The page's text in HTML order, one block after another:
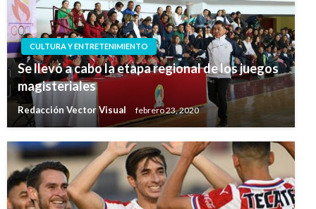
CULTURA Y ENTRETENIMIENTO
Se llevó a cabo la etapa regional de los juegos
magisteriales
Redacción Vector Visual febrero 23, 2020